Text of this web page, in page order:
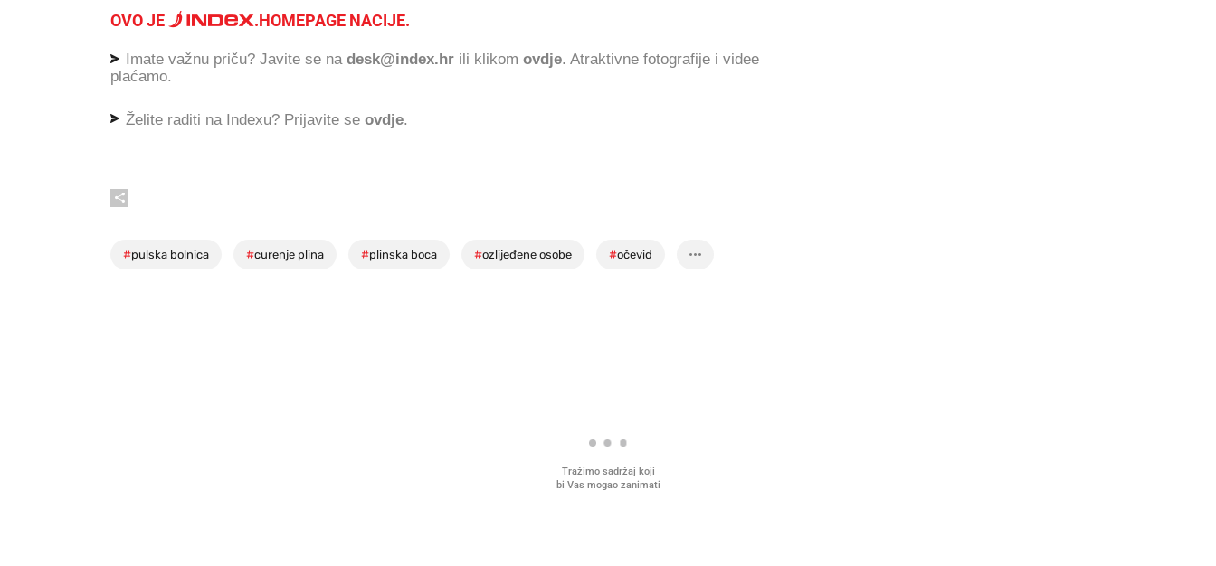
OVO JE .HOMEPAGE NACIJE.
Imate važnu priču? Javite se na desk@index.hr ili klikom ovdje. Atraktivne fotografije i videe
plaćamo.
Želite raditi na Indexu? Prijavite se ovdje.
#pulska bolnica #curenje plina #plinska boca #ozlijeđene osobe #očevid
Tražimo sadržaj koji
bi Vas mogao zanimati